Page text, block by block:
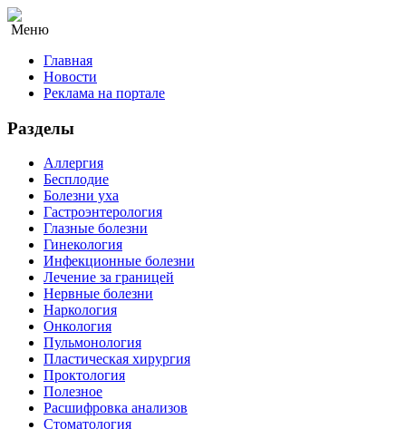
Меню
Главная
Новости
Реклама на портале
Разделы
Аллергия
Бесплодие
Болезни уха
Гастроэнтерология
Глазные болезни
Гинекология
Инфекционные болезни
Лечение за границей
Нервные болезни
Наркология
Онкология
Пульмонология
Пластическая хирургия
Проктология
Полезное
Расшифровка анализов
Стоматология